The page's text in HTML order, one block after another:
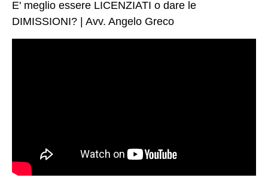
E' meglio essere LICENZIATI o dare le
DIMISSIONI? | Avv. Angelo Greco